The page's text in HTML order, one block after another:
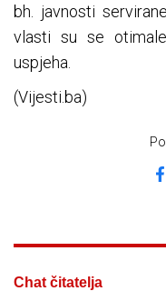
bh. javnosti
vlasti su se
uspjeha.
(Vijesti.ba)
Chat čitatelja